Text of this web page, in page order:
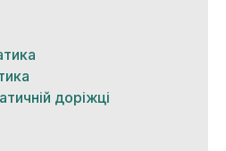
доріжці